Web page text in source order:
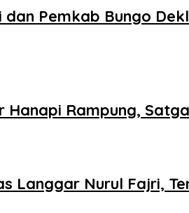
dan Pemkab Bungo
Rampung,
Langgar Nurul Fajri,